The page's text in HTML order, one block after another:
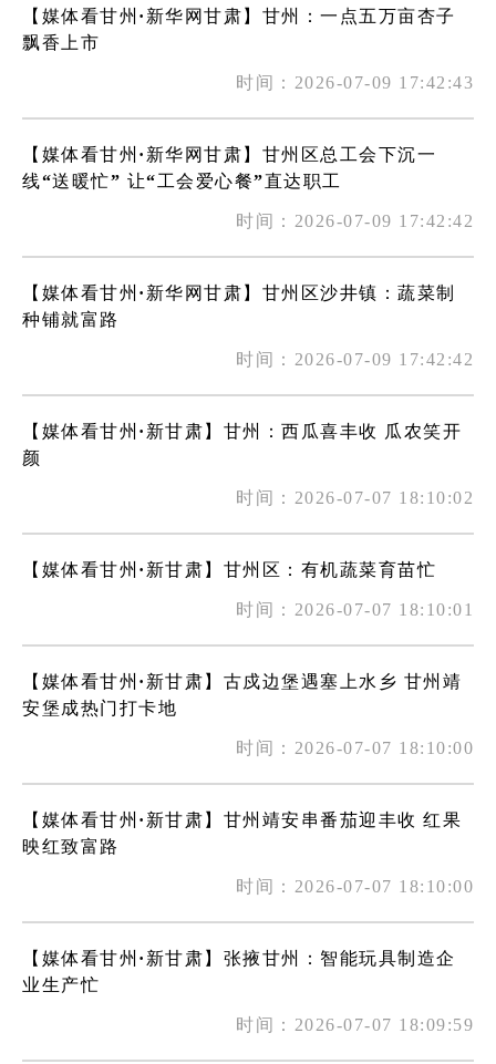
【媒体看甘州·新华网甘肃】甘州：一点五万亩杏子
飘香上市
时间：2026-07-09 17:42:43
【媒体看甘州·新华网甘肃】甘州区总工会下沉一
线“送暖忙” 让“工会爱心餐”直达职工
时间：2026-07-09 17:42:42
【媒体看甘州·新华网甘肃】甘州区沙井镇：蔬菜制
种铺就富路
时间：2026-07-09 17:42:42
【媒体看甘州·新甘肃】甘州：西瓜喜丰收 瓜农笑开
颜
时间：2026-07-07 18:10:02
【媒体看甘州·新甘肃】甘州区：有机蔬菜育苗忙
时间：2026-07-07 18:10:01
【媒体看甘州·新甘肃】古戍边堡遇塞上水乡 甘州靖
安堡成热门打卡地
时间：2026-07-07 18:10:00
【媒体看甘州·新甘肃】甘州靖安串番茄迎丰收 红果
映红致富路
时间：2026-07-07 18:10:00
【媒体看甘州·新甘肃】张掖甘州：智能玩具制造企
业生产忙
时间：2026-07-07 18:09:59